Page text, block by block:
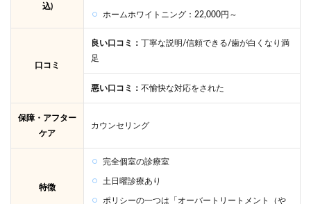
込)
ホームホワイトニング：22,000円～
口コミ
良い口コミ： 丁寧な説明/信頼できる/歯が白くなり満
足
悪い口コミ： 不愉快な対応をされた
保障・アフター
ケア
カウンセリング
特徴
完全個室の診療室
土日曜診療あり
ポリシーの一つは「オーバートリートメント（や